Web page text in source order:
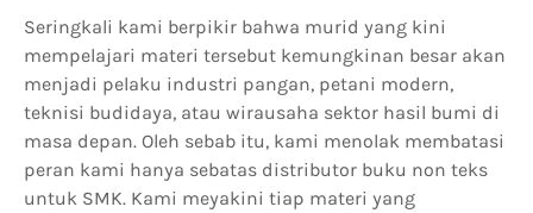
Seringkali kami berpikir bahwa murid yang kini
mempelajari materi tersebut kemungkinan besar akan
menjadi pelaku industri pangan, petani modern,
teknisi budidaya, atau wirausaha sektor hasil bumi di
masa depan. Oleh sebab itu, kami menolak membatasi
peran kami hanya sebatas distributor buku non teks
untuk SMK. Kami meyakini tiap materi yang